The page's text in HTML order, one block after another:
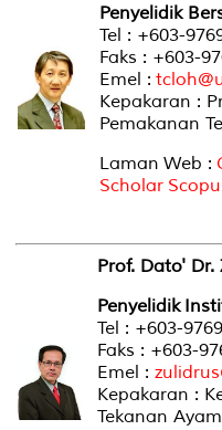
Penyelidik
Tel : +603-
Faks : +603-
Emel :
Kepakaran :
Pemakanan
Laman Web :
Scholar
Prof. Dato' Dr.
Penyelidik
Tel : +603-
Faks : +603-
Emel :
Kepakaran :
Tekanan